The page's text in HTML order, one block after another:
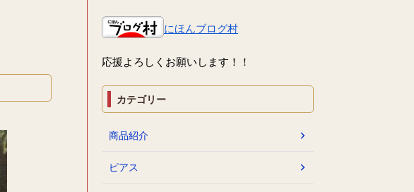
にほんブログ村
応援よろしくお願いします！！
カテゴリー
商品紹介
ピアス